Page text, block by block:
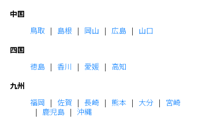
中国
鳥取
島根 岡山 広島
山口
四国
徳島
香川 愛媛
高知
九州
福岡
佐賀 長崎 熊本 大分
宮崎
鹿児島
沖縄